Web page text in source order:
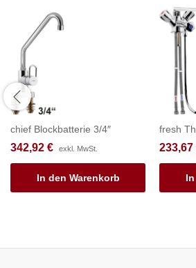
chief Blockbatterie 3/4″
342,92 € exkl. MwSt.
In den Warenkorb
fresh
233,67